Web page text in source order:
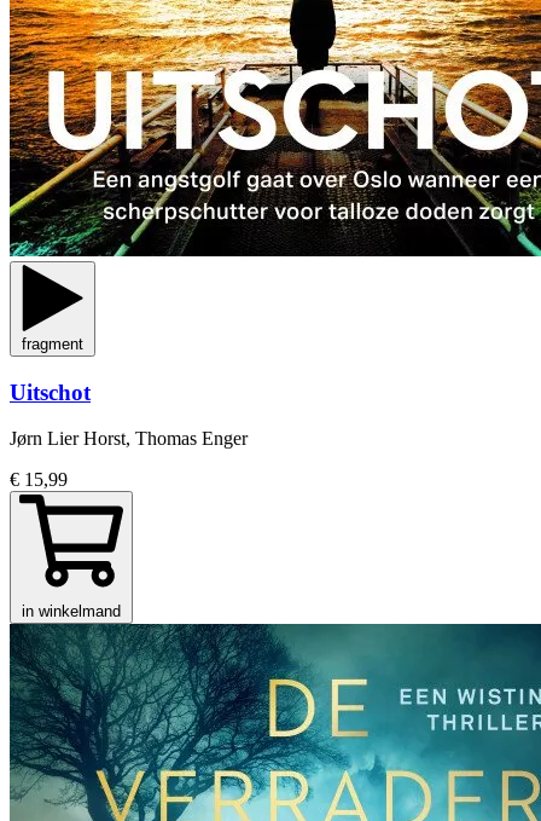
fragment
Uitschot
Jørn Lier Horst, Thomas Enger
€ 15,99
in winkelmand